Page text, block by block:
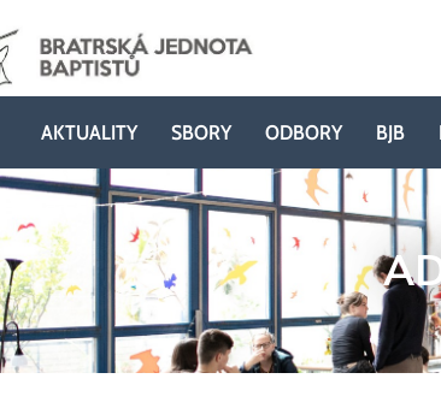
AKTUALITY SBORY ODBORY BJB